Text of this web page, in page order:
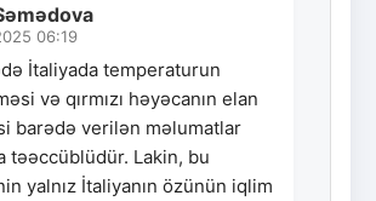
06:19
İtaliyada temperaturun
və qırmızı həyəcanın elan
barədə verilən məlumatlar
təəccüblüdür. Lakin, bu
yalnız İtaliyanın özünün iqlim